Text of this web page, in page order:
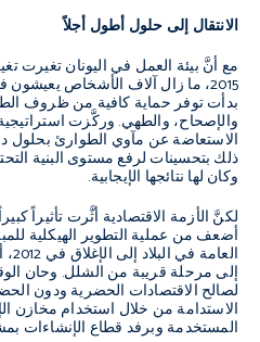
الانتقال إلى حلول أطول أجلاً
مع أنَّ بيئة العمل في اليونان تغيرت
2015، ما زال آلاف الأشخاص
بدأت توفر حماية كافية من ظروف
الاستعاضة عن مآوي الطوارئ بحلول
ذلك بتحسينات لرفع مستوى البنية
وكان لها نتائجها الإيجابية.
لكنَّ الأزمة الاقتصادية أثَّرت تأثيراً
أضعف من عملية التطوير الهيكلية
إلى مرحلة قريبة من الشلل. وحان
لصالح الاقتصادات الحضرية ودون
الاستدامة من خلال استخدام مخازن
المستخدمة وبرفد قطاع الإنشاءات